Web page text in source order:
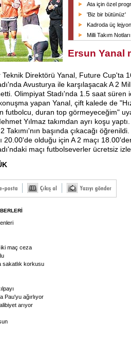
Ata için özel
'Biz bir bütünüz'
Kadroda üç
Milli Takım Notları
Ersun Yanal
Teknik Direktörü Yanal, Future Cup'ta
Avusturya ile karşılaşacak A 2
Olimpiyat Stadı'nda 1.5 saat süren
yapan Yanal, çift kalede de
futbolcu, duran top görmeyeceğim"
Yılmaz takımdan ayrı koşu
Takımı'nın başında çıkacağı
20.00'de olduğu için A 2 maçı
maçı futbolseverler ücretsiz
maç ceza
sakatlık korkusu
Pau'yu ağırlıyor
arıyor